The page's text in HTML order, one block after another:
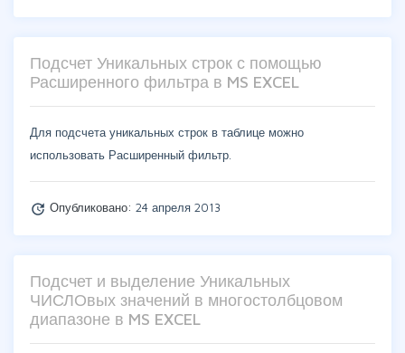
Подсчет Уникальных строк с помощью
Расширенного фильтра в MS EXCEL
Для подсчета уникальных строк в таблице можно
использовать Расширенный фильтр.
update Опубликовано: 24 апреля 2013
Подсчет и выделение Уникальных
ЧИСЛОвых значений в многостолбцовом
диапазоне в MS EXCEL